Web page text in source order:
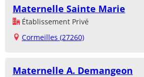
Maternelle Sainte Marie
Établissement Privé
Cormeilles (27260)
Maternelle A. Demangeon